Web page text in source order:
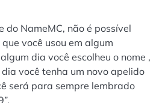
do NameMC, não é possível
você usou em algum
dia você escolheu o nome ,
você tenha um novo apelido
será para sempre lembrado